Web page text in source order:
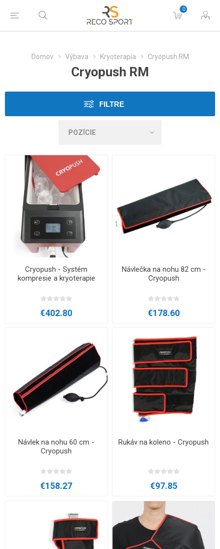
0
Domov Výbava Kryoterapia Cryopush RM
Cryopush RM
FILTRE
Cryopush - Systém
kompresie a kryoterapie
€402.80
Návlečka na nohu 82 cm -
Cryopush
€178.60
Návlek na nohu 60 cm -
Cryopush
€158.27
Rukáv na koleno - Cryopush
€97.85